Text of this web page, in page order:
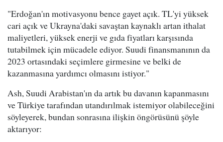
"Erdoğan'ın motivasyonu bence gayet açık. TL'yi yüksek
cari açık ve Ukrayna'daki savaştan kaynaklı artan ithalat
maliyetleri, yüksek enerji ve gıda fiyatları karşısında
tutabilmek için mücadele ediyor. Suudi finansmanının da
2023 ortasındaki seçimlere girmesine ve belki de
kazanmasına yardımcı olmasını istiyor."
Ash, Suudi Arabistan'ın da artık bu davanın kapanmasını
ve Türkiye tarafından utandırılmak istemiyor olabileceğini
söyleyerek, bundan sonrasına ilişkin öngörüsünü şöyle
aktarıyor: